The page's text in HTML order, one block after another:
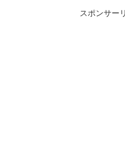
スポンサー